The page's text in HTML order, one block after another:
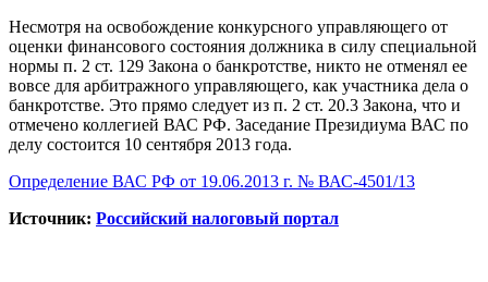
Несмотря на освобождение конкурсного управляющего от
оценки финансового состояния должника в силу специальной
нормы п. 2 ст. 129 Закона о банкротстве, никто не отменял ее
вовсе для арбитражного управляющего, как участника дела о
банкротстве. Это прямо следует из п. 2 ст. 20.3 Закона, что и
отмечено коллегией ВАС РФ. Заседание Президиума ВАС по
делу состоится 10 сентября 2013 года.
Определение ВАС РФ от 19.06.2013 г. № ВАС-4501/13
Источник: Российский налоговый портал